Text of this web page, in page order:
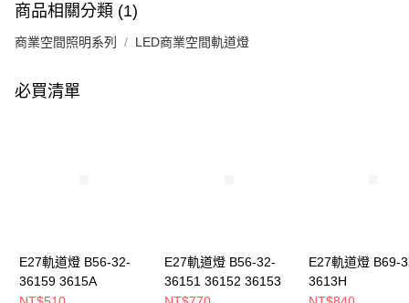
商品相關分類 (1)
商業空間照明系列 LED商業空間軌道燈
必買清單
E27軌道燈 B56-32-
36159 3615A
E27軌道燈 B56-32-
36151 36152 36153
E27軌道燈 B69-
3613H